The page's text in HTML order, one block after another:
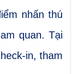
nhấn thú
quan. Tại
in, tham